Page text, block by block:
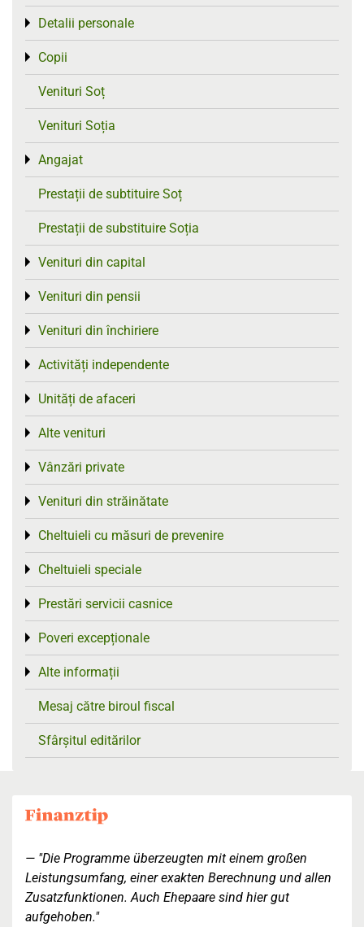
Detalii personale
Toggle menu
Copii
Toggle menu
Venituri Soț
Venituri Soția
Angajat
Toggle menu
Prestații de subtituire Soț
Prestații de substituire Soția
Venituri din capital
Toggle menu
Venituri din pensii
Toggle menu
Venituri din închiriere
Toggle menu
Activități independente
Toggle menu
Unități de afaceri
Toggle menu
Alte venituri
Toggle menu
Vânzări private
Toggle menu
Venituri din străinătate
Toggle menu
Cheltuieli cu măsuri de prevenire
Toggle menu
Cheltuieli speciale
Toggle menu
Prestări servicii casnice
Toggle menu
Poveri excepționale
Toggle menu
Alte informații
Toggle menu
Mesaj către biroul fiscal
Sfârșitul editărilor
"Die Programme überzeugten mit einem großen
Leistungsumfang, einer exakten Berechnung und allen
Zusatzfunktionen. Auch Ehepaare sind hier gut
aufgehoben."